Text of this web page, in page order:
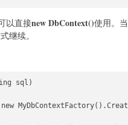
以直接new DbContext()使用。
继续。
sql)